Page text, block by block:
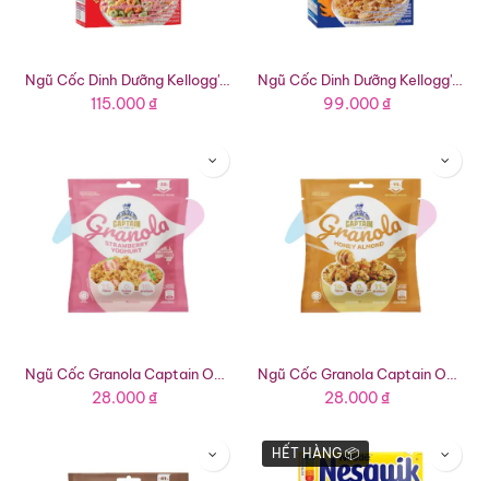
115.000₫ 99.000₫
28.000₫ 28.000₫
HẾT HÀNG 📦